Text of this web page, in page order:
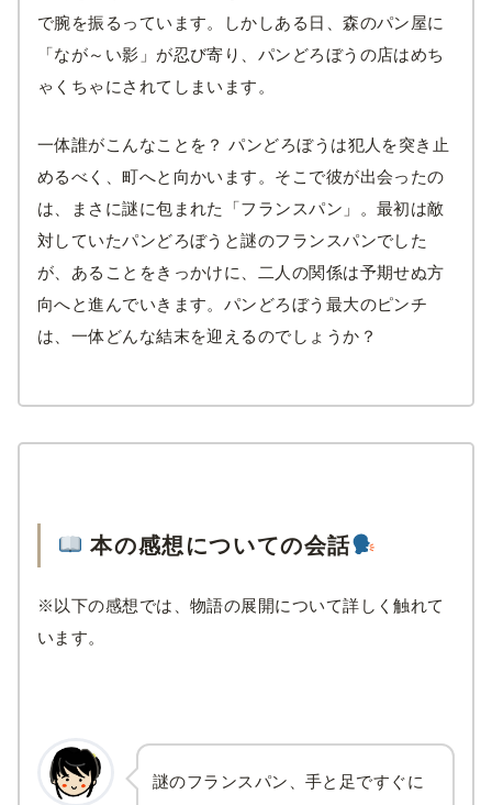
で腕を振るっています。しかしある日、森のパン屋に
「なが～い影」が忍び寄り、パンどろぼうの店はめち
ゃくちゃにされてしまいます。
一体誰がこんなことを？ パンどろぼうは犯人を突き止
めるべく、町へと向かいます。そこで彼が出会ったの
は、まさに謎に包まれた「フランスパン」。最初は敵
対していたパンどろぼうと謎のフランスパンでした
が、あることをきっかけに、二人の関係は予期せぬ方
向へと進んでいきます。パンどろぼう最大のピンチ
は、一体どんな結末を迎えるのでしょうか？
本の感想についての会話
※以下の感想では、物語の展開について詳しく触れて
います。
謎のフランスパン、手と足ですぐに